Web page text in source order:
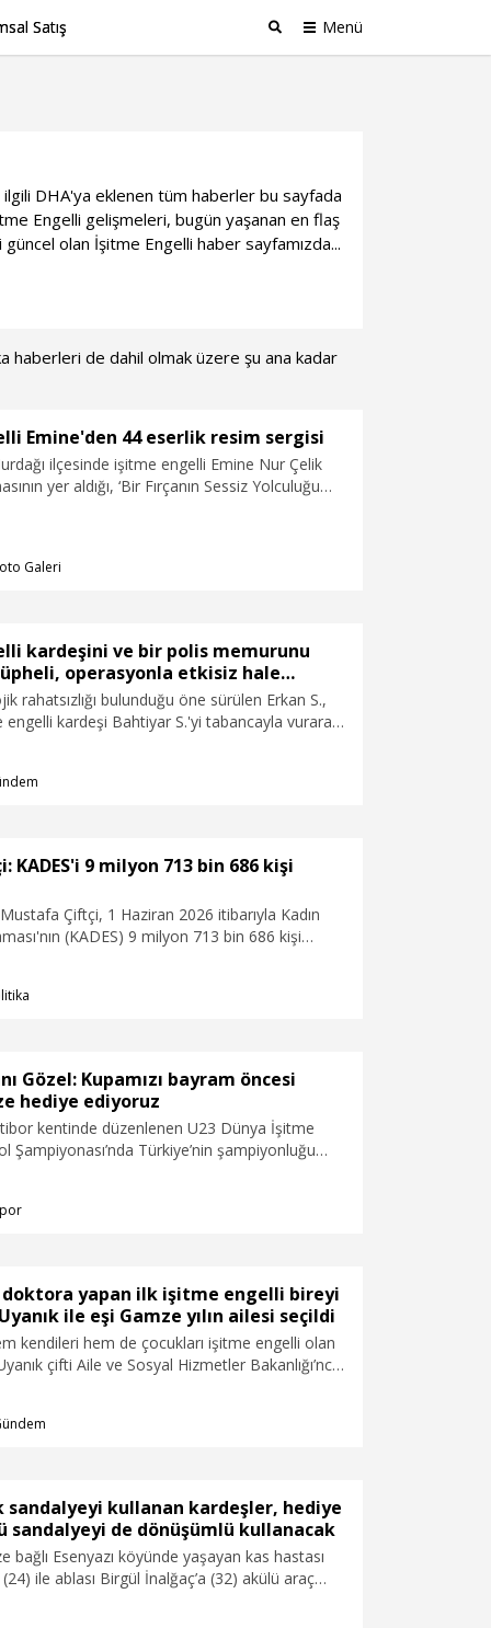
Satış Menü
DHA'ya eklenen tüm haberler bu sayfada
Engelli gelişmeleri, bugün yaşanan en flaş
olan İşitme Engelli haber sayfamızda...
haberleri de dahil olmak üzere şu ana kadar
Emine'den 44 eserlik resim sergisi
ilçesinde işitme engelli Emine Nur Çelik
yer aldığı, ‘Bir Fırçanın Sessiz Yolculuğu
Galeri
kardeşini ve bir polis memurunu
operasyonla etkisiz hale
rahatsızlığı bulunduğu öne sürülen Erkan S.,
engelli kardeşi Bahtiyar S.'yi tabancayla vurarak
hale getirildi. Operasyon sırasında bir polis
KADES'i 9 milyon 713 bin 686 kişi
Çiftçi, 1 Haziran 2026 itibarıyla Kadın
(KADES) 9 milyon 713 bin 686 kişi
güçlü bir güvenlik mekanizması olarak
Gözel: Kupamızı bayram öncesi
hediye ediyoruz
kentinde düzenlenen U23 Dünya İşitme
Şampiyonası’nda Türkiye’nin şampiyonluğu
öncesi Türkiye'mize hediye ediyoruz” dedi.
doktora yapan ilk işitme engelli bireyi
ile eşi Gamze yılın ailesi seçildi
kendileri hem de çocukları işitme engelli olan
çifti Aile ve Sosyal Hizmetler Bakanlığı’nca
Burak Uyanık, işitme engellilerin sesi olmak
sandalyeyi kullanan kardeşler, hediye
sandalyeyi de dönüşümlü kullanacak
bağlı Esenyazı köyünde yaşayan kas hastası
ile ablası Birgül İnalğaç’a (32) akülü araç